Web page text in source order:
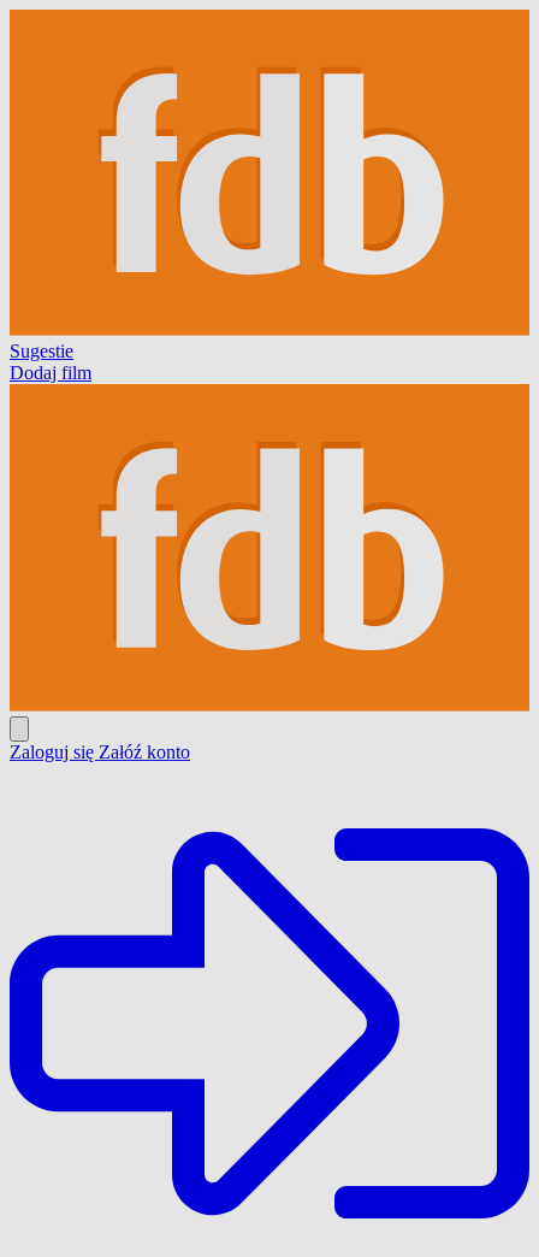
Sugestie
Dodaj film
Zaloguj się Załóź konto